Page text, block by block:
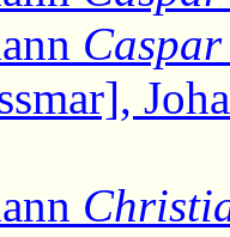
Caspar